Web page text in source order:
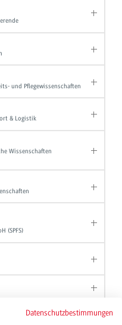
und Pflegewissenschaften
& Logistik
Wissenschaften
(SPFS)
Datenschutzbestimmungen